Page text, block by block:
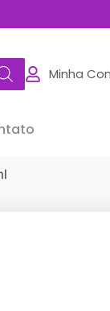
Minha